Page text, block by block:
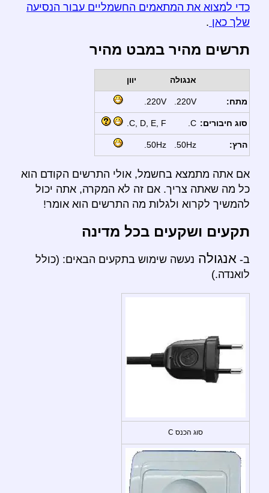
כדי למצוא את המתאמים החשמליים עבור הנסיעה
שלך כאן .
תרשים מהיר במבט מהיר
אנגולה יוון
מתח: 220V.
220V.
סוג חיבורים: C.
C, D, E, F.
הרץ: 50Hz.
50Hz.
אם אתה מתמצא בחשמל, אולי התרשים הקודם הוא
כל מה שאתה צריך. אם זה לא המקרה, אתה יכול
להמשיך לקרוא ולגלות מה התרשים הוא אומר!
תקעים ושקעים בכל מדינה
ב- אנגולה נעשה שימוש בתקעים הבאים: (כולל
לואנדה.)
סוג הכנס C